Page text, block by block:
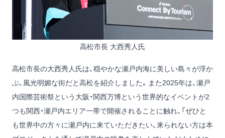
高松市長 大西秀人氏
高松市長の大西秀人氏は、穏やかな瀬戸内海に美しい島々が浮か
ぶ、風光明媚な街だと高松を紹介しました。また2025年は、瀬戸
内国際芸術祭という大阪・関西万博という世界的なイベントが2
つも関西・瀬戸内エリア一帯で開催されることに触れ、「ぜひと
も世界中の方々に瀬戸内に来ていただきたい、来られない方は本